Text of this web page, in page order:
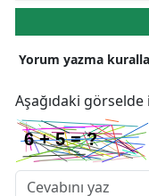
Yorum yazma
Aşağıdaki